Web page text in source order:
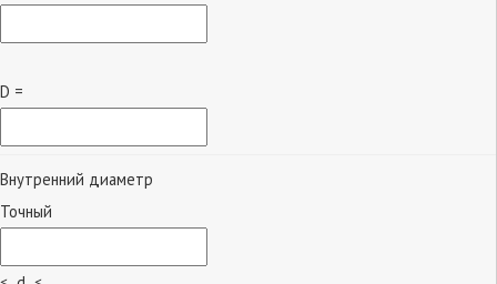
D =
Внутренний диаметр
Точный